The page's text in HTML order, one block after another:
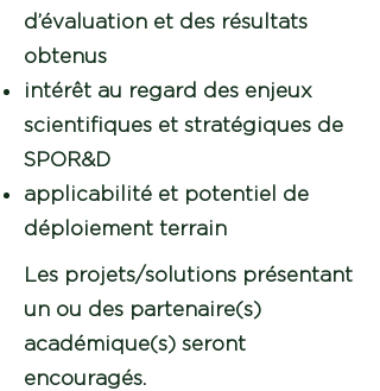
d’évaluation et des résultats
obtenus
intérêt au regard des enjeux
scientifiques et stratégiques de
SPOR&D
applicabilité et potentiel de
déploiement terrain
Les projets/solutions présentant
un ou des partenaire(s)
académique(s) seront
encouragés.